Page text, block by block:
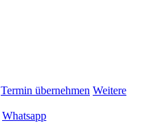
Termin übernehmen Weitere
Whatsapp